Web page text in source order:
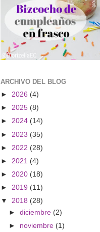
ARCHIVO DEL BLOG
► 2026 (4)
► 2025 (8)
► 2024 (14)
► 2023 (35)
► 2022 (28)
► 2021 (4)
► 2020 (18)
► 2019 (11)
▼ 2018 (28)
►diciembre (2)
► noviembre (1)